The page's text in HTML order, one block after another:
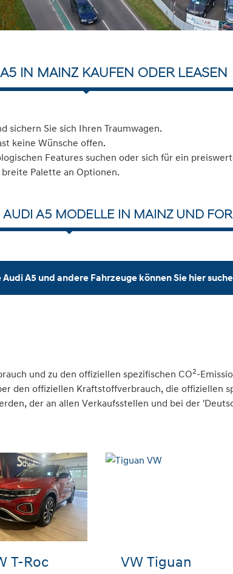
IN MAINZ KAUFEN ODER LEASEN
sichern Sie sich Ihren Traumwagen.
keine Wünsche offen.
Features suchen oder sich für ein
Palette an Optionen.
A5 MODELLE IN MAINZ UND
A5 und andere Fahrzeuge können Sie hier
und zu den offiziellen spezifischen CO2-
den offiziellen Kraftstoffverbrauch, die offiziellen
der an allen Verkaufsstellen und bei der
VW Tiguan